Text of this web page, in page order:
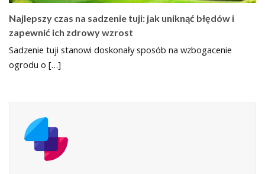
Najlepszy czas na sadzenie tuji: jak uniknąć błędów i
zapewnić ich zdrowy wzrost
Sadzenie tuji stanowi doskonały sposób na wzbogacenie
ogrodu o […]